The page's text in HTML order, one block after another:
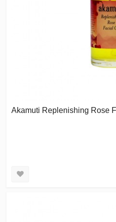
Akamuti Replenishing Rose